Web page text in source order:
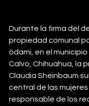
Durante la firma del
propiedad comunal
ódami, en el
Calvo, Chihuahua, la
Claudia Sheinbaum
central de las
responsable de los